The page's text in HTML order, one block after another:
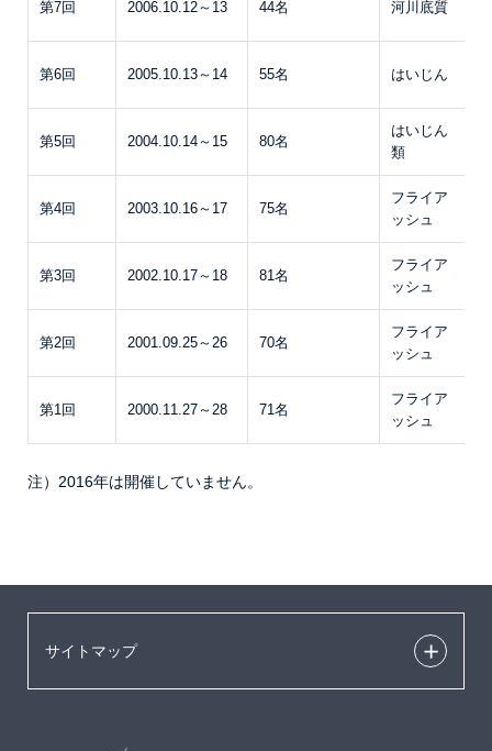
第7回 2006.10.12～13 44名 河川底質
第6回 2005.10.13～14 55名 はいじん
第5回 2004.10.14～15 80名
はいじん
類
第4回 2003.10.16～17 75名
フライア
ッシュ
第3回 2002.10.17～18 81名
フライア
ッシュ
第2回 2001.09.25～26 70名
フライア
ッシュ
第1回 2000.11.27～28 71名
フライア
ッシュ
注）2016年は開催していません。
サイトマップ